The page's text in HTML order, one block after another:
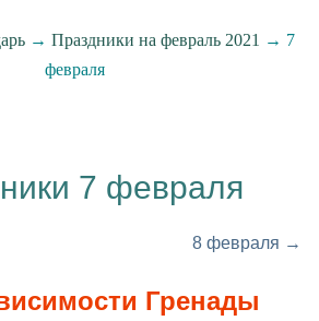
→ Праздники на февраль 2021 → 7
февраля
7 февраля
8 февраля →
Гренады